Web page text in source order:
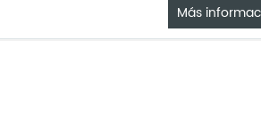
Más